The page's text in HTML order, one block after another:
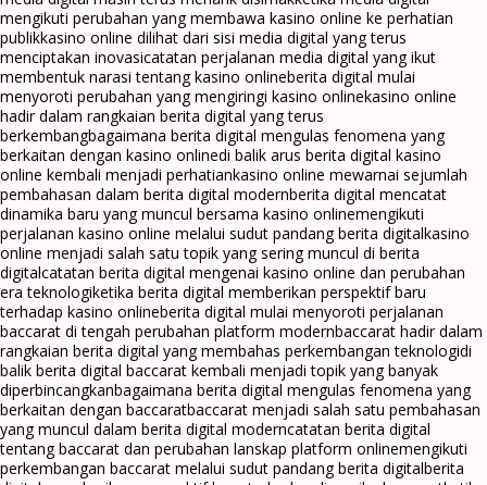
mengikuti perubahan yang membawa kasino online ke perhatian
publikkasino online dilihat dari sisi media digital yang terus
menciptakan inovasicatatan perjalanan media digital yang ikut
membentuk narasi tentang kasino onlineberita digital mulai
menyoroti perubahan yang mengiringi kasino onlinekasino online
hadir dalam rangkaian berita digital yang terus
berkembangbagaimana berita digital mengulas fenomena yang
berkaitan dengan kasino onlinedi balik arus berita digital kasino
online kembali menjadi perhatiankasino online mewarnai sejumlah
pembahasan dalam berita digital modernberita digital mencatat
dinamika baru yang muncul bersama kasino onlinemengikuti
perjalanan kasino online melalui sudut pandang berita digitalkasino
online menjadi salah satu topik yang sering muncul di berita
digitalcatatan berita digital mengenai kasino online dan perubahan
era teknologiketika berita digital memberikan perspektif baru
terhadap kasino onlineberita digital mulai menyoroti perjalanan
baccarat di tengah perubahan platform modernbaccarat hadir dalam
rangkaian berita digital yang membahas perkembangan teknologidi
balik berita digital baccarat kembali menjadi topik yang banyak
diperbincangkanbagaimana berita digital mengulas fenomena yang
berkaitan dengan baccaratbaccarat menjadi salah satu pembahasan
yang muncul dalam berita digital moderncatatan berita digital
tentang baccarat dan perubahan lanskap platform onlinemengikuti
perkembangan baccarat melalui sudut pandang berita digitalberita